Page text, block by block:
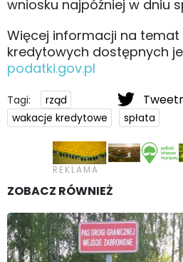
wniosku najpóźniej w dniu
Więcej informacji na
kredytowych dostępnych
podatki.gov.pl
Tagi:
rząd
wakacje kredytowe
spłata
ZOBACZ RÓWNIEŻ